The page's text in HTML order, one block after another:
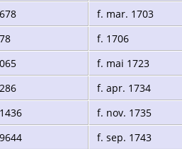
f. mar. 1703
f. 1706
f. mai 1723
f. apr. 1734
f. nov. 1735
f. sep. 1743